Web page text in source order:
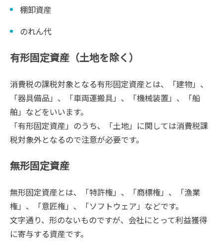
棚卸資産
のれん代
有形固定資産（土地を除く）
消費税の課税対象となる有形固定資産とは、「建物」、
「器具備品」、「車両運搬具」、「機械装置」、「船
舶」などをいいます。
「有形固定資産」のうち、「土地」に関しては消費税課
税対象外となるので注意が必要です。
無形固定資産
無形固定資産とは、「特許権」、「商標権」、「漁業
権」、「意匠権」、「ソフトウェア」などです。
文字通り、形のないものですが、会社にとって利益獲得
に寄与する資産です。